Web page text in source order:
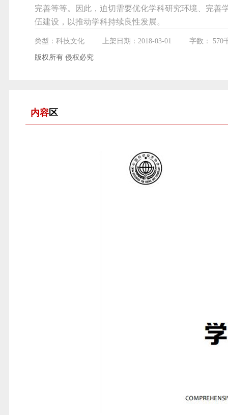
完善等等。因此，迫切需要优化学科研究环境、完善
伍建设，以推动学科持续良性发展。
类型：科技文化 上架日期：2018-03-01 字数： 570
版权所有 侵权必究
内容区